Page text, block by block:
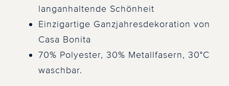
langanhaltende Schönheit
Einzigartige Ganzjahresdekoration von
Casa Bonita
70% Polyester, 30% Metallfasern, 30°C
waschbar.